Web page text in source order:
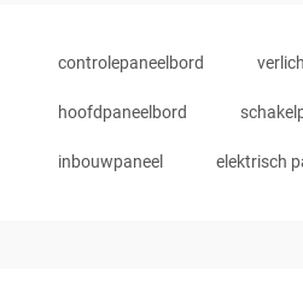
controlepaneelbord
hoofdpaneelbord
inbouwpaneel elektrisch